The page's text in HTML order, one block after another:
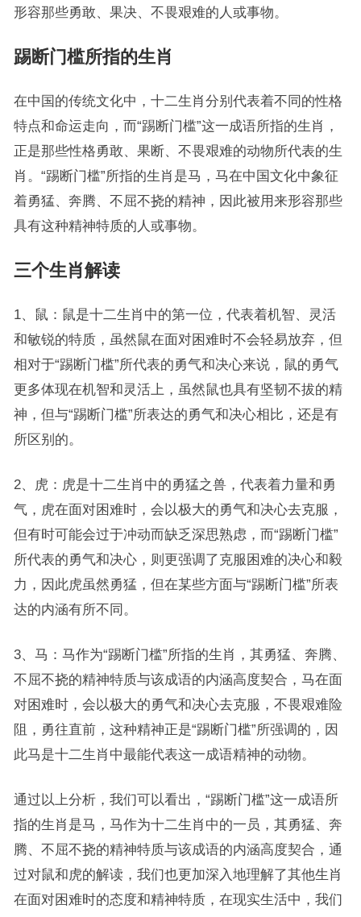
形容那些勇敢、果决、不畏艰难的人或事物。
踢断门槛所指的生肖
在中国的传统文化中，十二生肖分别代表着不同的性格
特点和命运走向，而“踢断门槛”这一成语所指的生肖，
正是那些性格勇敢、果断、不畏艰难的动物所代表的生
肖。“踢断门槛”所指的生肖是马，马在中国文化中象征
着勇猛、奔腾、不屈不挠的精神，因此被用来形容那些
具有这种精神特质的人或事物。
三个生肖解读
1、鼠：鼠是十二生肖中的第一位，代表着机智、灵活
和敏锐的特质，虽然鼠在面对困难时不会轻易放弃，但
相对于“踢断门槛”所代表的勇气和决心来说，鼠的勇气
更多体现在机智和灵活上，虽然鼠也具有坚韧不拔的精
神，但与“踢断门槛”所表达的勇气和决心相比，还是有
所区别的。
2、虎：虎是十二生肖中的勇猛之兽，代表着力量和勇
气，虎在面对困难时，会以极大的勇气和决心去克服，
但有时可能会过于冲动而缺乏深思熟虑，而“踢断门槛”
所代表的勇气和决心，则更强调了克服困难的决心和毅
力，因此虎虽然勇猛，但在某些方面与“踢断门槛”所表
达的内涵有所不同。
3、马：马作为“踢断门槛”所指的生肖，其勇猛、奔腾、
不屈不挠的精神特质与该成语的内涵高度契合，马在面
对困难时，会以极大的勇气和决心去克服，不畏艰难险
阻，勇往直前，这种精神正是“踢断门槛”所强调的，因
此马是十二生肖中最能代表这一成语精神的动物。
通过以上分析，我们可以看出，“踢断门槛”这一成语所
指的生肖是马，马作为十二生肖中的一员，其勇猛、奔
腾、不屈不挠的精神特质与该成语的内涵高度契合，通
过对鼠和虎的解读，我们也更加深入地理解了其他生肖
在面对困难时的态度和精神特质，在现实生活中，我们